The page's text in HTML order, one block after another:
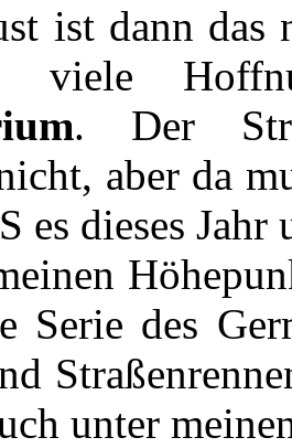
ist dann das
viele
. Der
aber da
es dieses Jahr
Serie des
unter